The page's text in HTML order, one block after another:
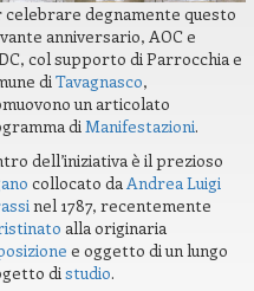
celebrare degnamente questo
anniversario, AOC e
col supporto di Parrocchia e
di Tavagnasco,
un articolato
di Manifestazioni.
dell’iniziativa è il prezioso
collocato da Andrea Luigi
nel 1787, recentemente
alla originaria
e oggetto di un lungo
di studio.